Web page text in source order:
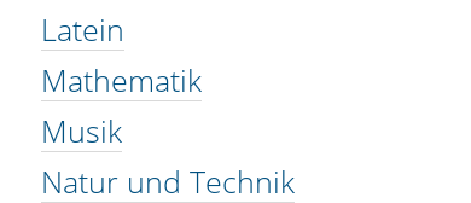
Latein
Mathematik
Musik
Natur und Technik